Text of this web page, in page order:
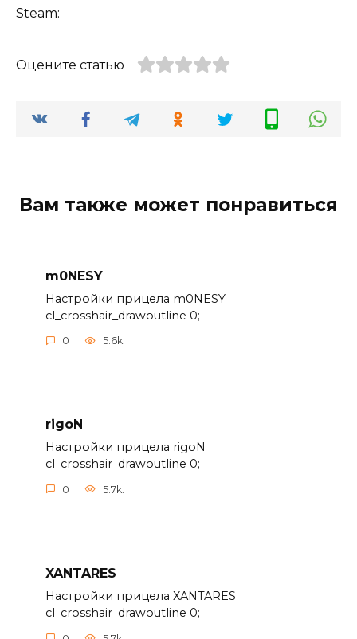
Steam:
Оцените статью
Вам также может понравиться
m0NESY
Настройки прицела m0NESY
cl_crosshair_drawoutline 0;
0 5.6k.
rigoN
Настройки прицела rigoN
cl_crosshair_drawoutline 0;
0 5.7k.
XANTARES
Настройки прицела XANTARES
cl_crosshair_drawoutline 0;